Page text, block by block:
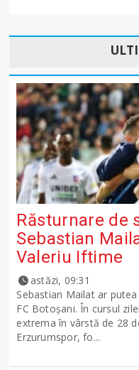
Răsturnare de
Sebastian
Valeriu Iftime
astăzi, 09:31
Sebastian Mailat ar
FC Botoșani. În cursul
extrema în vârstă de 28
Erzurumspor, fo...